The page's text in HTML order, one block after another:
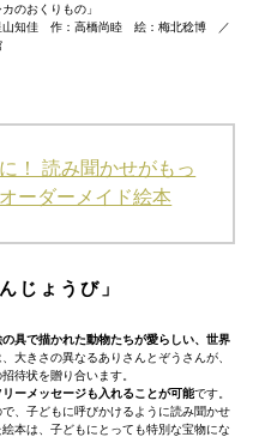
のおくりもの」
山知佳 作：高橋尚睦 絵：梅北稔博 ／
！ 読み聞かせがもっ
ーダーメイド絵本
じょうび」
の具で描かれた動物たちが愛らしい、世界
大きさの異なるありさんとぞうさんが、
待状を贈り合います。
ーメッセージも入れることが可能です。
、子どもに呼びかけるように読み聞かせ
本は、子どもにとっても特別な宝物にな